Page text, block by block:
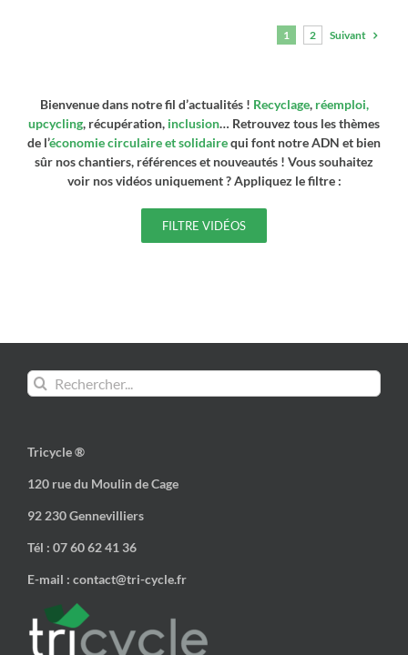
1 2 Suivant
Bienvenue dans notre fil d’actualités ! Recyclage, réemploi,
upcycling, récupération, inclusion… Retrouvez tous les thèmes
de l’économie circulaire et solidairequi font notre ADN et bien
sûr nos chantiers, références et nouveautés ! Vous souhaitez
voir nos vidéos uniquement ? Appliquez le filtre :
FILTRE VIDÉOS
Rechercher:
Tricycle ®
120 rue du Moulin de Cage
92 230 Gennevilliers
Tél : 07 60 62 41 36
E-mail : contact@tri-cycle.fr